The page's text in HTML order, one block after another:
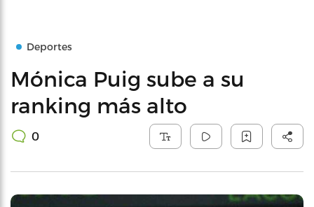
Deportes
Mónica Puig sube a su
ranking más alto
0